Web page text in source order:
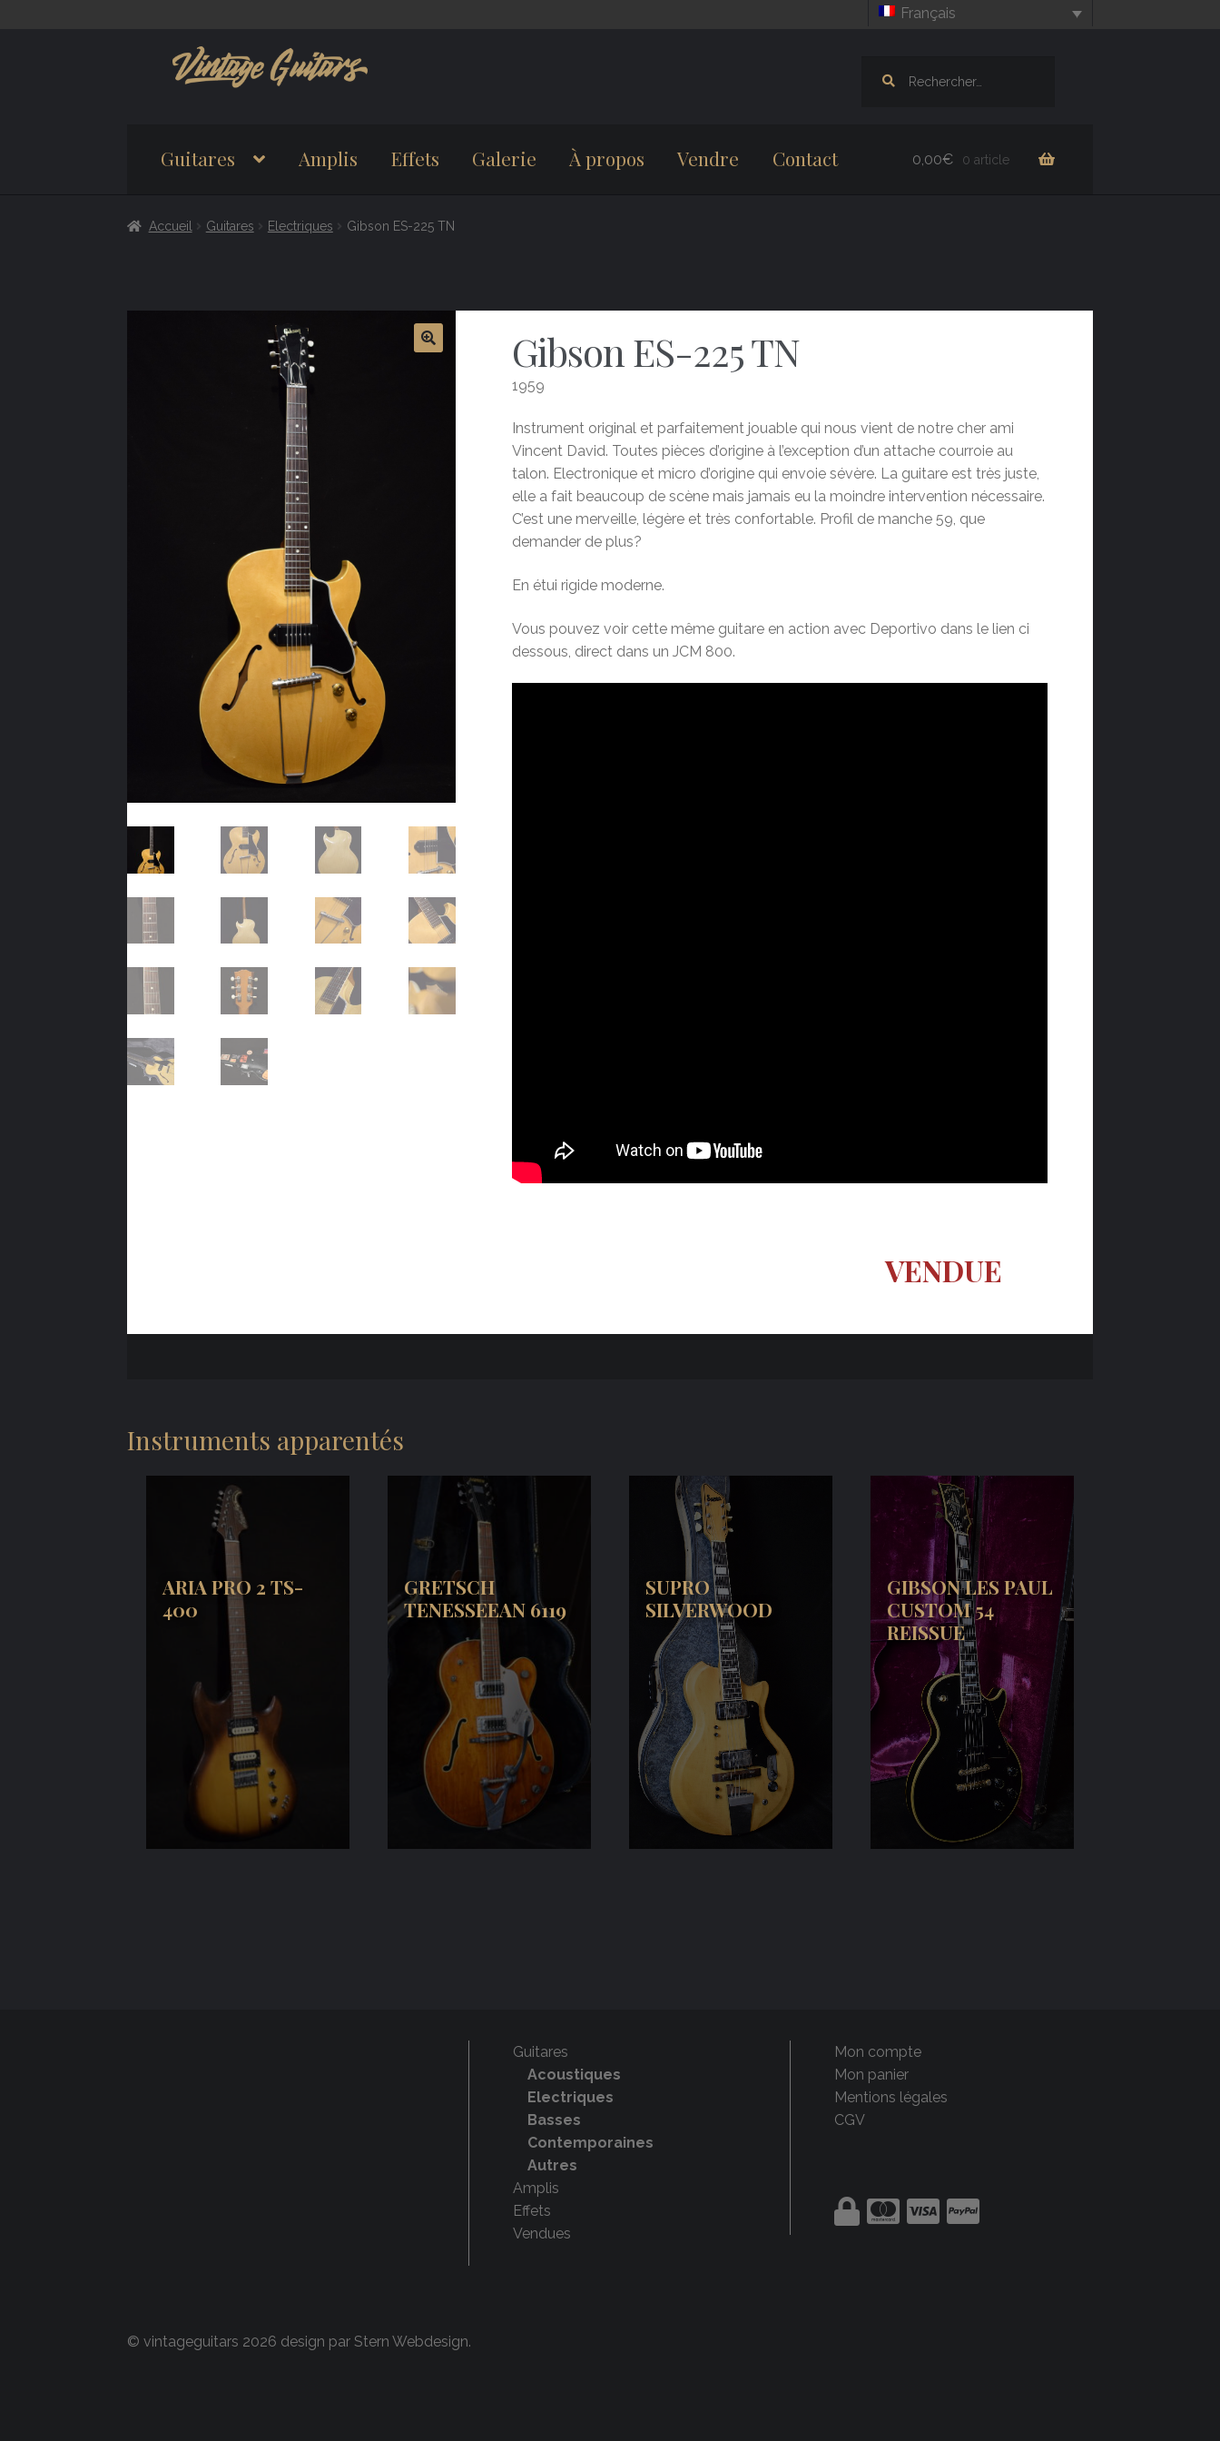
Français
la
au
contenu
Guitares Amplis Effets Galerie À propos Vendre Contact 0,00€ 0 article
Accueil Guitares Electriques Gibson ES-225 TN
Gibson ES-225 TN
1959
Instrument original et parfaitement jouable qui nous vient de notre cher ami
Vincent David. Toutes pièces d’origine à l’exception d’un attache courroie au
talon. Electronique et micro d’origine qui envoie sévère. La guitare est très juste,
elle a fait beaucoup de scène mais jamais eu la moindre intervention nécessaire.
C’est une merveille, légère et très confortable. Profil de manche 59, que
demander de plus?
En étui rigide moderne.
Vous pouvez voir cette même guitare en action avec Deportivo dans le lien ci
dessous, direct dans un JCM 800.
VENDUE
Instruments apparentés
ARIA PRO 2 TS-
400
GRETSCH
TENESSEEAN 6119
SUPRO
SILVERWOOD
GIBSON LES PAUL
CUSTOM 54
REISSUE
Guitares
Acoustiques
Electriques
Basses
Contemporaines
Autres
Amplis
Effets
Vendues
Mon compte
Mon panier
Mentions légales
CGV
© vintageguitars 2026 design par Stern Webdesign.